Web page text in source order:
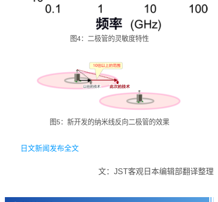
图4：二极管的灵敏度特性
图5：新开发的纳米线反向二极管的效果
日文新闻发布全文
文：JST客观日本编辑部翻译整理